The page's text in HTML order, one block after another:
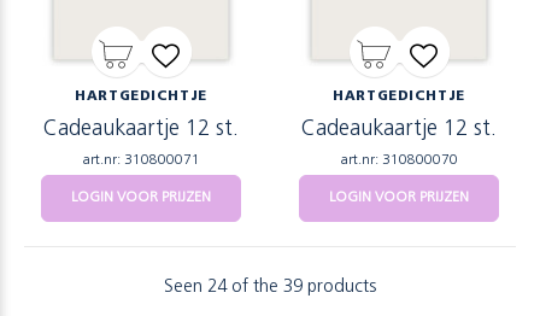
HARTGEDICHTJE
Cadeaukaartje 12 st.
art.nr: 310800071
LOGIN VOOR PRIJZEN
HARTGEDICHTJE
Cadeaukaartje 12 st.
art.nr: 310800070
LOGIN VOOR PRIJZEN
Seen 24 of the 39 products